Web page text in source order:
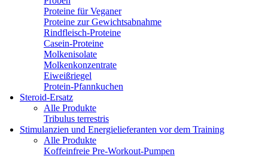
Proteine für Veganer
Proteine zur Gewichtsabnahme
Rindfleisch-Proteine
Casein-Proteine
Molkenisolate
Molkenkonzentrate
Eiweißriegel
Protein-Pfannkuchen
Steroid-Ersatz
Alle Produkte
Tribulus terrestris
Stimulanzien und Energielieferanten vor dem Training
Alle Produkte
Koffeinfreie Pre-Workout-Pumpen